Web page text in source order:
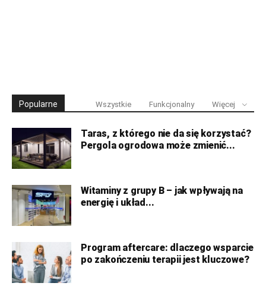
Popularne Wszystkie Funkcjonalny Więcej
Taras, z którego nie da się korzystać?
Pergola ogrodowa może zmienić...
Witaminy z grupy B – jak wpływają na
energię i układ...
Program aftercare: dlaczego wsparcie
po zakończeniu terapii jest kluczowe?